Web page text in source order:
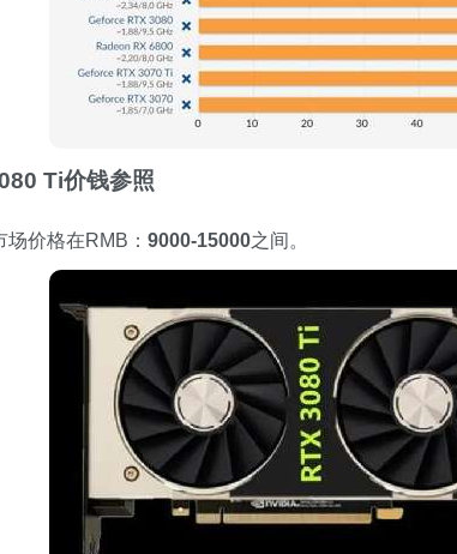
Ti价钱参照
场价格在RMB： 9000-15000之间。